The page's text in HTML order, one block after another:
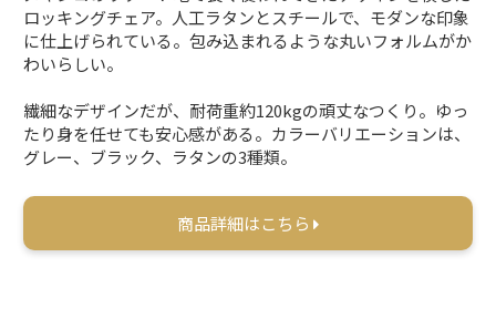
ロッキングチェア。人工ラタンとスチールで、モダンな印象
に仕上げられている。包み込まれるような丸いフォルムがか
わいらしい。
繊細なデザインだが、耐荷重約120kgの頑丈なつくり。ゆっ
たり身を任せても安心感がある。カラーバリエーションは、
グレー、ブラック、ラタンの3種類。
商品詳細はこちら